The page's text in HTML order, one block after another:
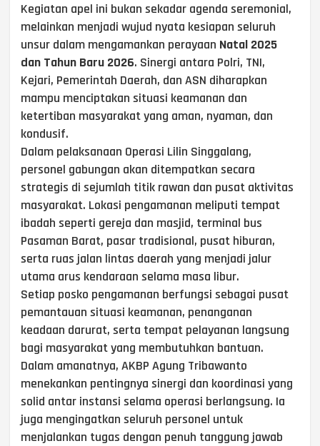
Kegiatan apel ini bukan sekadar agenda seremonial,
melainkan menjadi wujud nyata kesiapan seluruh
unsur dalam mengamankan perayaan Natal 2025
dan Tahun Baru 2026. Sinergi antara Polri, TNI,
Kejari, Pemerintah Daerah, dan ASN diharapkan
mampu menciptakan situasi keamanan dan
ketertiban masyarakat yang aman, nyaman, dan
kondusif.
Dalam pelaksanaan Operasi Lilin Singgalang,
personel gabungan akan ditempatkan secara
strategis di sejumlah titik rawan dan pusat aktivitas
masyarakat. Lokasi pengamanan meliputi tempat
ibadah seperti gereja dan masjid, terminal bus
Pasaman Barat, pasar tradisional, pusat hiburan,
serta ruas jalan lintas daerah yang menjadi jalur
utama arus kendaraan selama masa libur.
Setiap posko pengamanan berfungsi sebagai pusat
pemantauan situasi keamanan, penanganan
keadaan darurat, serta tempat pelayanan langsung
bagi masyarakat yang membutuhkan bantuan.
Dalam amanatnya, AKBP Agung Tribawanto
menekankan pentingnya sinergi dan koordinasi yang
solid antar instansi selama operasi berlangsung. Ia
juga mengingatkan seluruh personel untuk
menjalankan tugas dengan penuh tanggung jawab